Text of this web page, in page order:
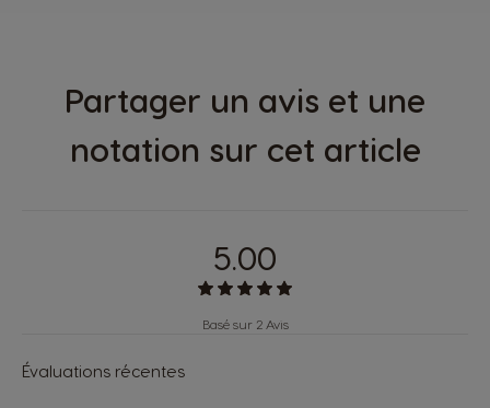
Partager un avis et une
notation sur cet article
5.00
Basé sur 2 Avis
Évaluations récentes